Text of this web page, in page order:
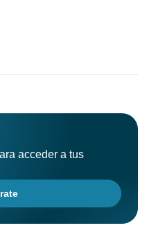
acceder a tus